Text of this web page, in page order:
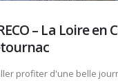
– La Loire en
profiter d'une belle